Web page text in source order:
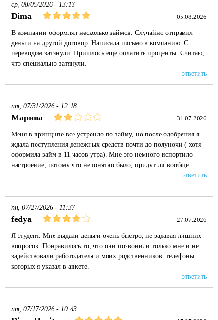
ср, 08/05/2026 - 13:13
Dima 05.08.2026
В компании оформлял несколько займов. Случайно отправил
деньги на другой договор. Написала письмо в компанию. С
переводом затянули. Пришлось еще оплатить проценты. Считаю,
что специально затянули.
ответить
пт, 07/31/2026 - 12:18
Марина 31.07.2026
Меня в принципе все устроило по займу, но после одобрения я
ждала поступления денежных средств почти до полуночи ( хотя
оформила займ в 11 часов утра). Мне это немного испортило
настроение, потому что непонятно было, придут ли вообще.
ответить
пн, 07/27/2026 - 11:37
fedya 27.07.2026
Я студент. Мне выдали деньги очень быстро, не задавая лишних
вопросов. Понравилось то, что они позвонили только мне и не
задействовали работодателя и моих родственников, телефоны
которых я указал в анкете.
ответить
пт, 07/17/2026 - 10:43